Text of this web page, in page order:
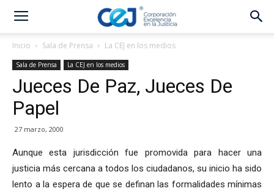
Inicio Sala de Prensa La CEJ en los medios
Sala de Prensa La CEJ en los medios
Jueces De Paz, Jueces De
Papel
27 marzo, 2000
Aunque esta jurisdicción fue promovida para hacer una
justicia más cercana a todos los ciudadanos, su inicio ha sido
lento a la espera de que se definan las formalidades mínimas